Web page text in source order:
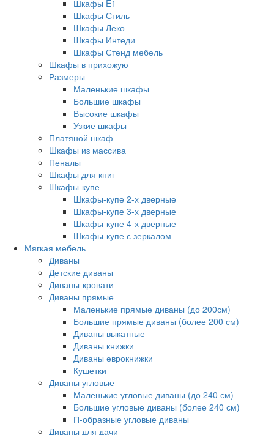
Шкафы E1
Шкафы Стиль
Шкафы Леко
Шкафы Интеди
Шкафы Стенд мебель
Шкафы в прихожую
Размеры
Маленькие шкафы
Большие шкафы
Высокие шкафы
Узкие шкафы
Платяной шкаф
Шкафы из массива
Пеналы
Шкафы для книг
Шкафы-купе
Шкафы-купе 2-х дверные
Шкафы-купе 3-х дверные
Шкафы-купе 4-х дверные
Шкафы-купе с зеркалом
Мягкая мебель
Диваны
Детские диваны
Диваны-кровати
Диваны прямые
Маленькие прямые диваны (до 200см)
Большие прямые диваны (более 200 см)
Диваны выкатные
Диваны книжки
Диваны еврокнижки
Кушетки
Диваны угловые
Маленькие угловые диваны (до 240 см)
Большие угловые диваны (более 240 см)
П-образные угловые диваны
Диваны для дачи